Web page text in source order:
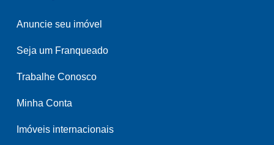
Anuncie seu imóvel
Seja um Franqueado
Trabalhe Conosco
Minha Conta
Imóveis internacionais